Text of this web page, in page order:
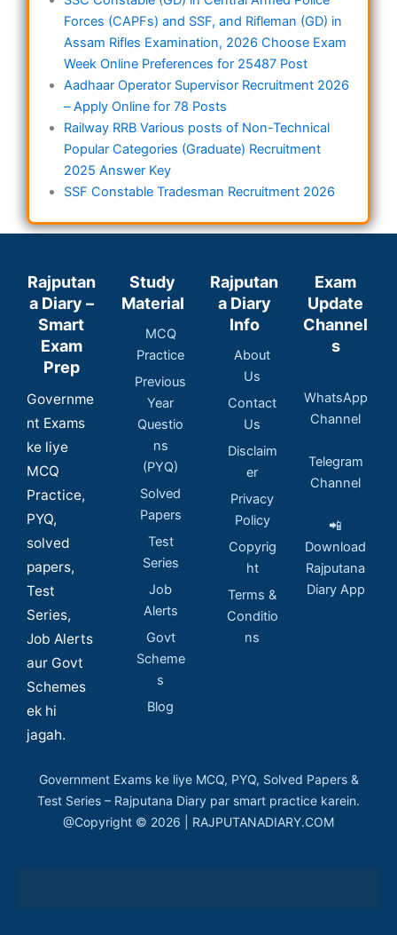
Forces (CAPFs) and SSF, and Rifleman (GD) in
Assam Rifles Examination, 2026 Choose Exam
Week Online Preferences for 25487 Post
Aadhaar Operator Supervisor Recruitment 2026
– Apply Online for 78 Posts
Railway RRB Various posts of Non-Technical
Popular Categories (Graduate) Recruitment
2025 Answer Key
SSF Constable Tradesman Recruitment 2026
Rajputan
a Diary –
Smart
Exam
Prep
Governme
nt Exams
ke liye
MCQ
Practice,
PYQ,
solved
papers,
Test
Series,
Job Alerts
aur Govt
Schemes
ek hi
jagah.
Study
Material
MCQ
Practice
Previous
Year
Questio
ns
(PYQ)
Solved
Papers
Test
Series
Job
Alerts
Govt
Scheme
s
Blog
Rajputan
a Diary
Info
About
Us
Contact
Us
Disclaim
er
Privacy
Policy
Copyrig
ht
Terms &
Conditio
ns
Exam
Update
Channel
s
WhatsApp
Channel
Telegram
Channel
📲
Download
Rajputana
Diary App
Government Exams ke liye MCQ, PYQ, Solved Papers &
Test Series – Rajputana Diary par smart practice karein.
@Copyright © 2026 | RAJPUTANADIARY.COM